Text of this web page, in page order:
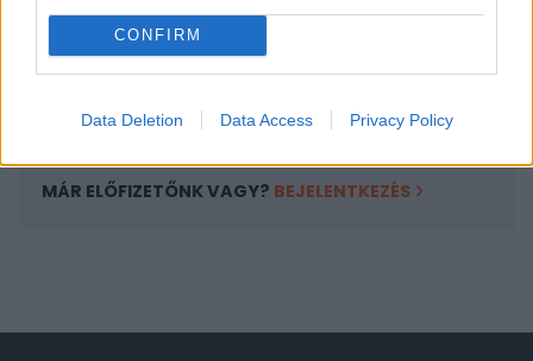
CONFIRM
Data Deletion Data Access Privacy Policy
Kötéslisták: BÉT elmúlt 2 év napon belüli
kötéslistái
MÁR ELŐFIZETŐNK VAGY? BEJELENTKEZÉS